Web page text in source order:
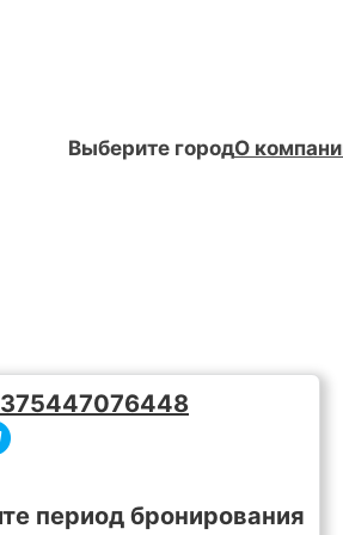
Выберите городО
период бронирования